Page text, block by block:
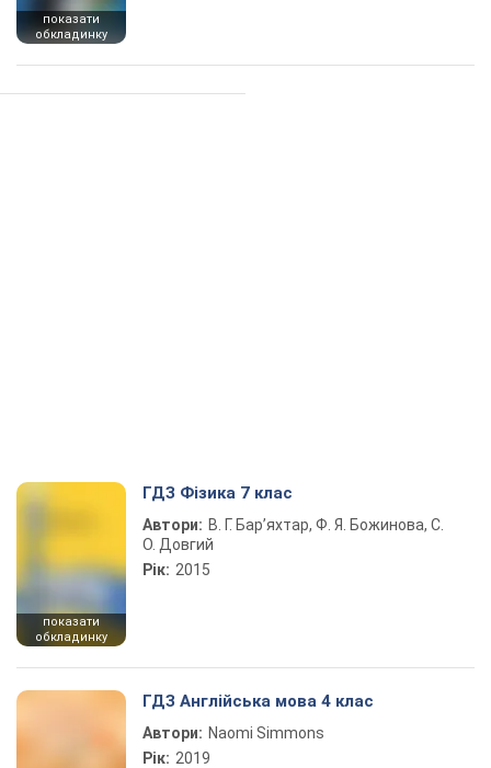
показати
обкладинку
показати
обкладинку
ГДЗ Фізика 7 клас
Автори: В. Г. Бар’яхтар, Ф. Я. Божинова, С.
О. Довгий
Рік: 2015
ГДЗ Англійська мова 4 клас
Автори: Naomi Simmons
Рік: 2019